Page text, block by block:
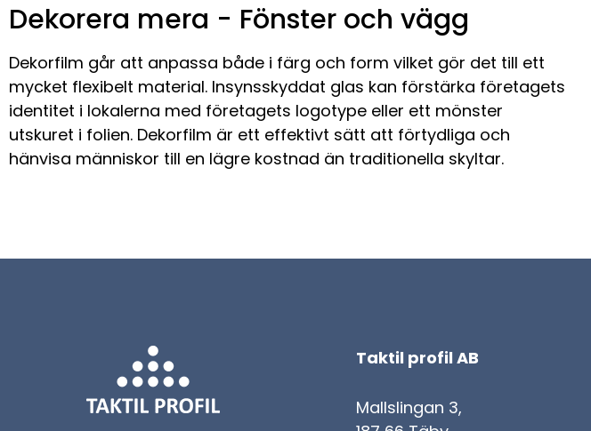
Dekorera mera - Fönster och vägg
Dekorfilm går att anpassa både i färg och form vilket gör det till ett
mycket flexibelt material. Insynsskyddat glas kan förstärka företagets
identitet i lokalerna med företagets logotype eller ett mönster
utskuret i folien. Dekorfilm är ett effektivt sätt att förtydliga och
hänvisa människor till en lägre kostnad än traditionella skyltar.
Taktil profil AB
Mallslingan 3,